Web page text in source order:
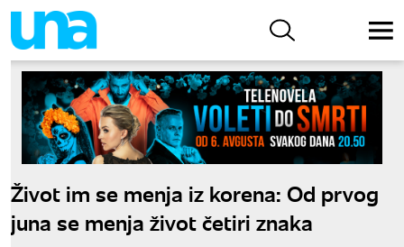
Život im se menja iz korena: Od prvog
juna se menja život četiri znaka